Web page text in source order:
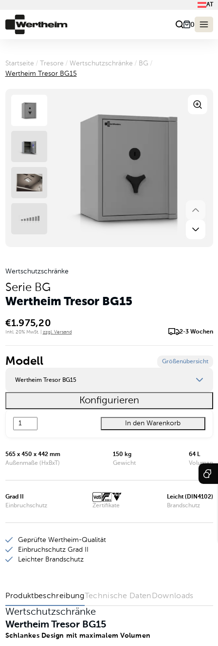
AT
0
Startseite / Tresore / Wertschutzschränke / BG /
Wertheim Tresor BG15
Wertschutzschränke
Serie BG
Wertheim Tresor BG15
€1.975,20
Inkl. 20% MwSt. | zzgl. Versand 2-3 Wochen
Modell Größenübersicht
Wertheim Tresor BG15
Wertheim Tresor BG15
Wertheim Tresor BG25
Wertheim Tresor BG30
Konfigurieren
In den Warenkorb
565 x 450 x 442 mm
Außenmaße (HxBxT)
150 kg
Gewicht
64 L
Volumen
Grad II
Einbruchschutz
Zertifikate
Leicht (DIN4102)
Brandschutz
Geprüfte Wertheim-Qualität
Einbruchschutz Grad II
Leichter Brandschutz
ProduktbeschreibungTechnische Daten Downloads
Wertschutzschränke
Wertheim Tresor BG15
Schlankes Design mit maximalem Volumen